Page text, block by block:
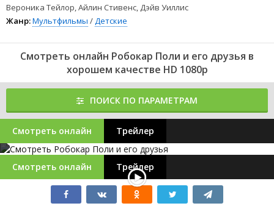
Вероника Тейлор, Айлин Стивенс, Дэйв Уиллис
Жанр:Мультфильмы /Детские
Смотреть онлайн Робокар Поли и его друзья в
хорошем качестве HD 1080p
ПОИСК ПО ПАРАМЕТРАМ
Смотреть онлайн Трейлер
Смотреть онлайн Трейлер